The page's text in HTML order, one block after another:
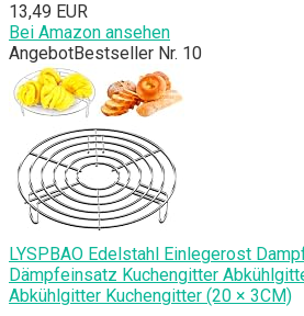
13,49 EUR
Bei Amazon ansehen
AngebotBestseller Nr. 10
LYSPBAO Edelstahl Einlegerost
Dämpfeinsatz Kuchengitter
Abkühlgitter Kuchengitter (20 × 3CM)